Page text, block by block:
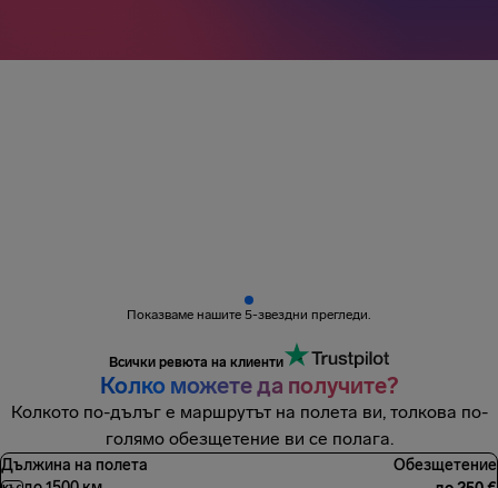
Показваме нашите 5-звездни прегледи.
Всички ревюта на клиенти
Колко можете да получите?
Колкото по-дълъг е маршрутът на полета ви, толкова по-
голямо обезщетение ви се полага.
Дължина на полета Обезщетение